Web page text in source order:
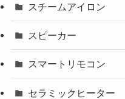
スチームアイロン
スピーカー
スマートリモコン
セラミックヒーター